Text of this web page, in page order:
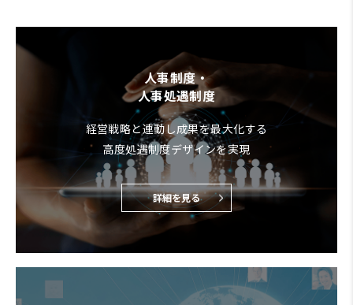
人事制度・
人事処遇制度
経営戦略と連動し成果を最大化する
高度処遇制度デザインを実現
詳細を見る